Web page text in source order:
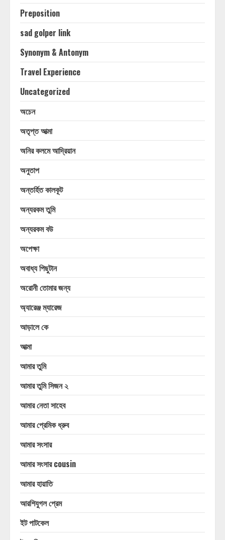
Preposition
sad golper link
Synonym & Antonym
Travel Experience
Uncategorized
অচেন
অতৃপ্ত আত্মা
অনির কলমে আদ্রিয়ান
অনুতাপ
অন্তর্হিত কালকূট
অন্যরকম তুমি
অন্যরকম বউ
অপেক্ষা
অবাধ্য পিছুটান
অরোনী তোমার জন্য
অ্যারেঞ্জ ম্যারেজ
আড়ালে কে
আত্মা
আমার তুমি
আমার তুমি সিজন ২
আমার নেতা সাহেব
আমার প্রেমিক ধ্রুব
আমার সংসার
আমার সংসার cousin
আমার হায়াতি
আরশিযুগল প্রেম
ইট পাটকেল